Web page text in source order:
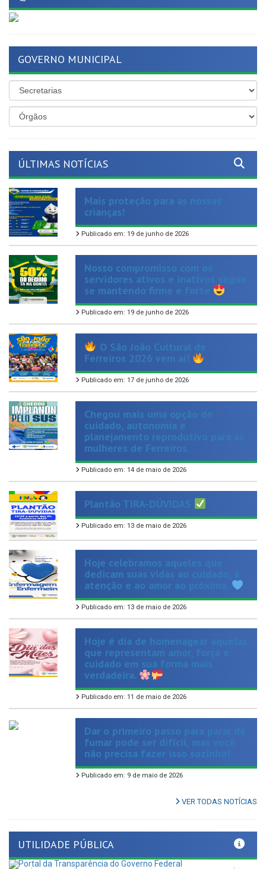
Mais proteção para as nossas
crianças!
Publicado em: 19 de junho de 2026
Nosso compromisso com os
servidores ativos e inativos segue
se mantendo firme e forte
Publicado em: 19 de junho de 2026
O São João Cultural de
Ferreiros 2026 vem aí!
Publicado em: 17 de junho de 2026
Chegou mais uma opção de
cuidado, autonomia e
planejamento reprodutivo para as
mulheres de Ferreiros.
Publicado em: 14 de maio de 2026
Plantão TIRA-DÚVIDAS
Publicado em: 13 de maio de 2026
Hoje celebramos aqueles que
dedicam suas vidas ao cuidado, à
atenção e ao amor ao próximo.
Publicado em: 13 de maio de 2026
Hoje é dia de homenagear aquelas
que representam amor, força e
cuidado em sua forma mais
verdadeira.
Publicado em: 11 de maio de 2026
Dar o primeiro passo para parar de
fumar pode ser difícil, mas você
não precisa fazer isso sozinho!
Publicado em: 9 de maio de 2026
VER TODAS NOTÍCIAS
Previous